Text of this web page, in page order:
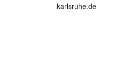
karlsruhe.de